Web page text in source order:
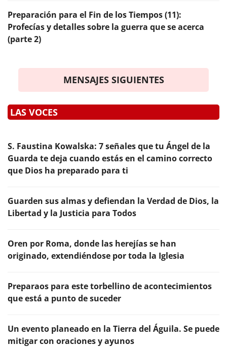
Preparación para el Fin de los Tiempos (11):
Profecías y detalles sobre la guerra que se acerca
(parte 2)
MENSAJES SIGUIENTES
LAS VOCES
S. Faustina Kowalska: 7 señales que tu Ángel de la
Guarda te deja cuando estás en el camino correcto
que Dios ha preparado para ti
Guarden sus almas y defiendan la Verdad de Dios, la
Libertad y la Justicia para Todos
Oren por Roma, donde las herejías se han
originado, extendiéndose por toda la Iglesia
Preparaos para este torbellino de acontecimientos
que está a punto de suceder
Un evento planeado en la Tierra del Águila. Se puede
mitigar con oraciones y ayunos